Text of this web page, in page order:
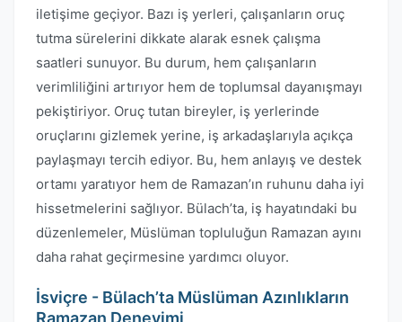
iletişime geçiyor. Bazı iş yerleri, çalışanların oruç
tutma sürelerini dikkate alarak esnek çalışma
saatleri sunuyor. Bu durum, hem çalışanların
verimliliğini artırıyor hem de toplumsal dayanışmayı
pekiştiriyor. Oruç tutan bireyler, iş yerlerinde
oruçlarını gizlemek yerine, iş arkadaşlarıyla açıkça
paylaşmayı tercih ediyor. Bu, hem anlayış ve destek
ortamı yaratıyor hem de Ramazan’ın ruhunu daha iyi
hissetmelerini sağlıyor. Bülach’ta, iş hayatındaki bu
düzenlemeler, Müslüman topluluğun Ramazan ayını
daha rahat geçirmesine yardımcı oluyor.
İsviçre - Bülach’ta Müslüman Azınlıkların
Ramazan Deneyimi